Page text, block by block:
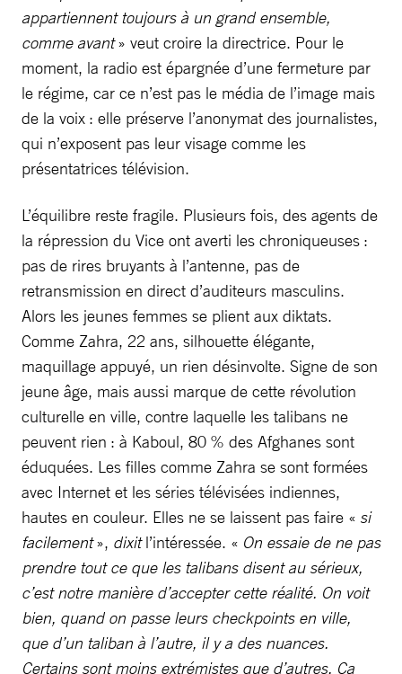
appartiennent toujours à un grand ensemble,
comme avant» veut croire la directrice. Pour le
moment, la radio est épargnée d’une fermeture par
le régime, car ce n’est pas le média de l’image mais
de la voix : elle préserve l’anonymat des journalistes,
qui n’exposent pas leur visage comme les
présentatrices télévision.
L’équilibre reste fragile. Plusieurs fois, des agents de
la répression du Vice ont averti les chroniqueuses :
pas de rires bruyants à l’antenne, pas de
retransmission en direct d’auditeurs masculins.
Alors les jeunes femmes se plient aux diktats.
Comme Zahra, 22 ans, silhouette élégante,
maquillage appuyé, un rien désinvolte. Signe de son
jeune âge, mais aussi marque de cette révolution
culturelle en ville, contre laquelle les talibans ne
peuvent rien : à Kaboul, 80 % des Afghanes sont
éduquées. Les filles comme Zahra se sont formées
avec Internet et les séries télévisées indiennes,
hautes en couleur. Elles ne se laissent pas faire « si
facilement», dixitl’intéressée. « On essaie de ne pas
prendre tout ce que les talibans disent au sérieux,
c’est notre manière d’accepter cette réalité. On voit
bien, quand on passe leurs checkpoints en ville,
que d’un taliban à l’autre, il y a des nuances.
Certains sont moins extrémistes que d’autres. Ça